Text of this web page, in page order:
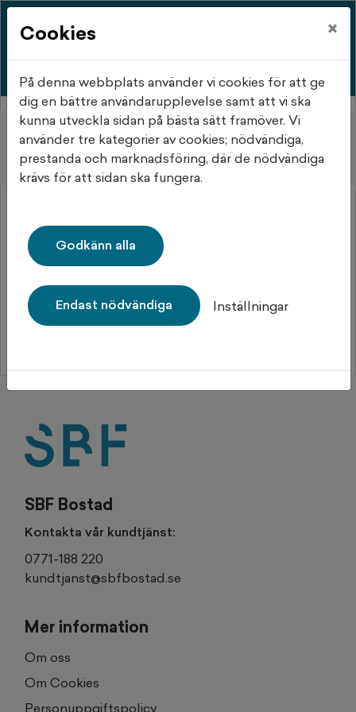
Hem Objektsdetalj
Objektsdetalj
Objektet kan ej visas
Tyvärr kan inte objektet du efterfrågade visas. Det kan
t.ex. bero på att det inte längre finns tillgängligt att
söka.
SBF Bostad
Kontakta vår kundtjänst:
0771-188 220
kundtjanst@sbfbostad.se
Mer information
Om oss
Om Cookies
Personuppgiftspolicy
Cookies ×
På denna webbplats använder vi cookies för att ge
dig en bättre användarupplevelse samt att vi ska
kunna utveckla sidan på bästa sätt framöver. Vi
använder tre kategorier av cookies; nödvändiga,
prestanda och marknadsföring, där de nödvändiga
krävs för att sidan ska fungera.
Godkänn alla
Endast nödvändiga Inställningar